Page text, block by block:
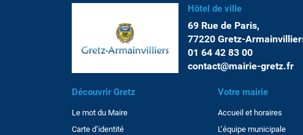
Hôtel de ville
69 Rue de Paris,
77220 Gretz-
01 64 42 83 00
contact@mairie-gretz.fr
Découvrir Gretz
Le mot du Maire
Carte d’identité
Votre mairie
Accueil et horaires
L’équipe municipale